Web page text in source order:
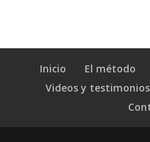
Inicio El método
Videos y testimonios